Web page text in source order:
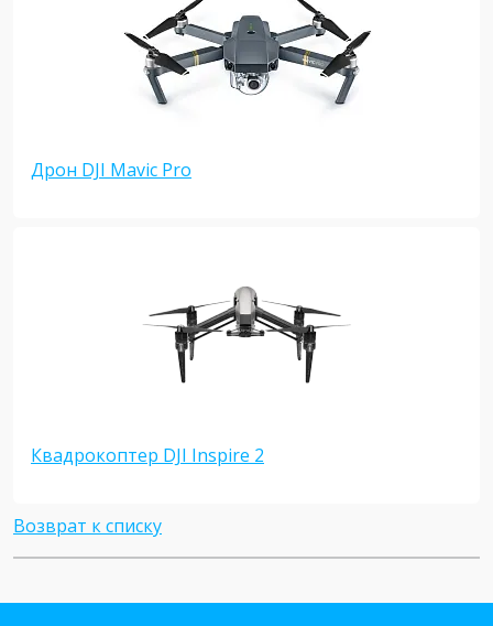
Дрон DJI Mavic Pro
Квадрокоптер DJI Inspire 2
Возврат к списку